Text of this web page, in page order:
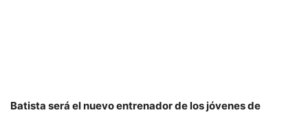
Batista será el nuevo entrenador de los jóvenes de